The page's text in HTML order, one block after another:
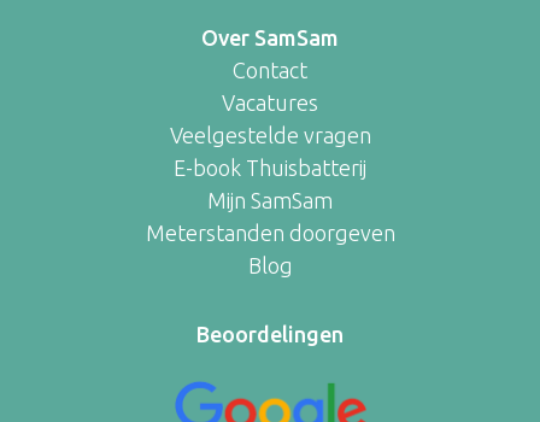
Over SamSam
Contact
Vacatures
Veelgestelde vragen
E-book Thuisbatterij
Mijn SamSam
Meterstanden doorgeven
Blog
Beoordelingen